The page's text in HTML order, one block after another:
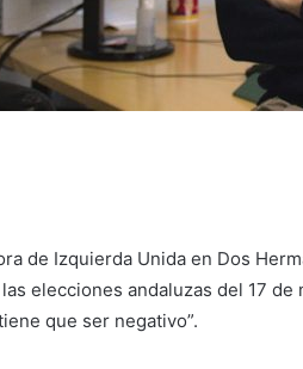
de Izquierda Unida en Dos
elecciones andaluzas del 17
que ser negativo”.